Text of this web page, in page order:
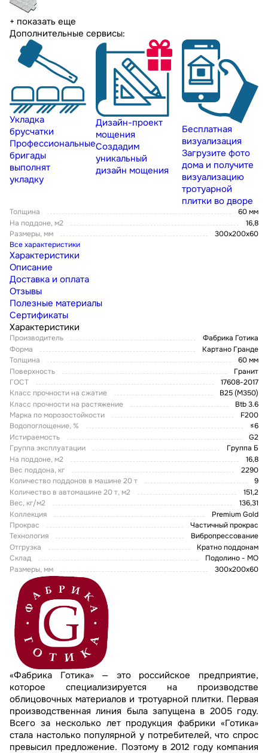
+ показать еще
Дополнительные сервисы:
Укладка
брусчатки
Профессиональные
бригады
выполнят
укладку
Дизайн-проект
мощения
Создадим
уникальный
дизайн мощения
Бесплатная
визуализация
Загрузите фото
дома и получите
визуализацию
тротуарной
плитки во дворе
Толщина
60 мм
На поддоне, м2
16,8
Размеры, мм
300х200х60
Все характеристики
Характеристики
Описание
Доставка и оплата
Отзывы
Полезные материалы
Сертификаты
Характеристики
Производитель
Фабрика Готика
Форма
Картано Гранде
Толщина
60 мм
Поверхность
Гранит
ГОСТ
17608-2017
Класс прочности на сжатие
В25 (М350)
Класс прочности на растяжение
Btb 3.6
Марка по морозостойкости
F200
Водопоглощение, %
≤6
Истираемость
G2
Группа эксплуатации
Группа Б
На поддоне, м2
16,8
Вес поддона, кг
2290
Количество поддонов в машине 20 т
9
Количество в автомашине 20 т, м2
151,2
Вес, кг/м2
136,31
Коллекция
Premium Gold
Прокрас
Частичный прокрас
Технология
Вибропрессование
Отгрузка
Кратно поддонам
Склад
Подолино - МО
Размеры, мм
300х200х60
«Фабрика Готика» — это российское предприятие,
которое специализируется на производстве
облицовочных материалов и тротуарной плитки. Первая
производственная линия была запущена в 2005 году.
Всего за несколько лет продукция фабрики «Готика»
стала настолько популярной у потребителей, что спрос
превысил предложение. Поэтому в 2012 году компания